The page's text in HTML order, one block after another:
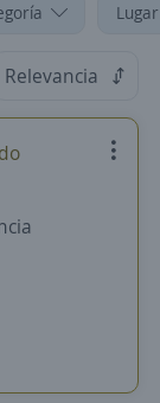
Relevancia